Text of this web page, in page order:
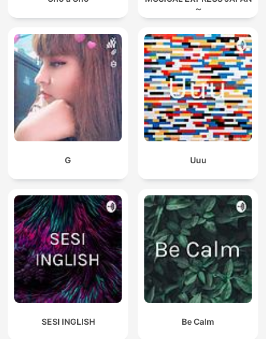
～
G Uuu
SESI INGLISH Be Calm